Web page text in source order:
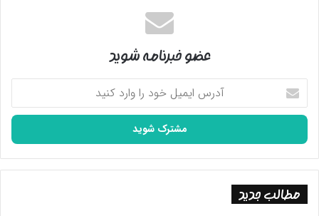
عضو خبرنامه شوید
آدرس
ایمیل
خود
وارد
کنید
مطالب جدید